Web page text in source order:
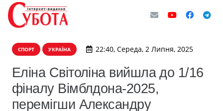
СПОРТ УКРАЇНА 22:40, Середа, 2 Липня, 2025
Еліна Світоліна вийшла до 1/16
фіналу Вімблдона-2025,
перемігши Александру